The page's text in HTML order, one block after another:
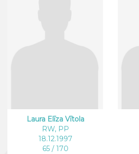
Laura Elīza Vītola
RW, PP
18.12.1997
65 / 170